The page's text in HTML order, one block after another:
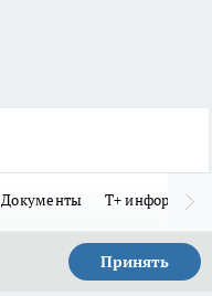
Документы Т+
Принять